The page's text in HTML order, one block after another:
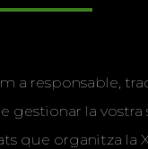
a responsable,
gestionar la vostra
que organitza la